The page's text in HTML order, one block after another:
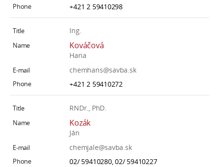
+421 2 59410298
Ing.
Kováčová
Hana
chemhans@savba.sk
+421 2 59410272
RNDr., PhD.
Kozák
Ján
chemjale@savba.sk
02/ 59410280, 02/ 59410227